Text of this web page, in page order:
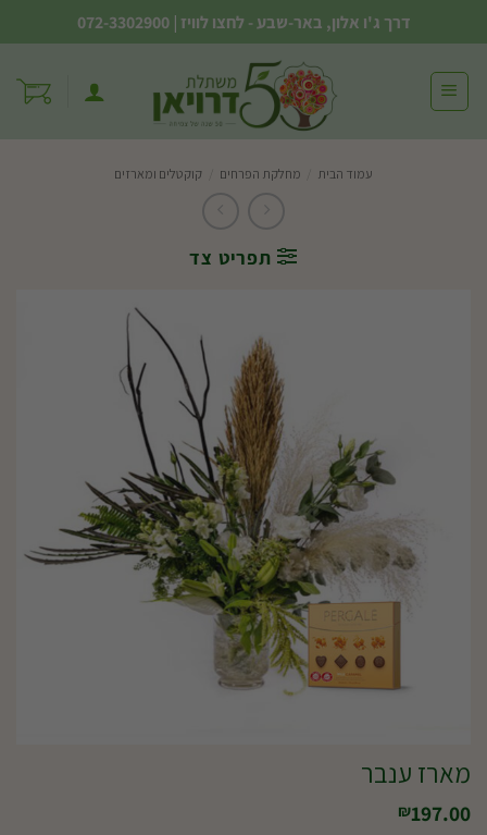
to
content
דרך ג'ו אלון, באר-שבע - לחצו לוויז |
072-3302900
עמוד הבית מחלקת הפרחים קוקטלים ומארזים
תפריט צד
מארז ענבר
₪197.00